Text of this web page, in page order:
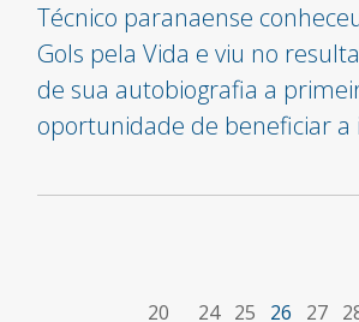
Técnico paranaense
Gols pela Vida e viu no
de sua autobiografia a
oportunidade de beneficiar a
20 24 25 26 27